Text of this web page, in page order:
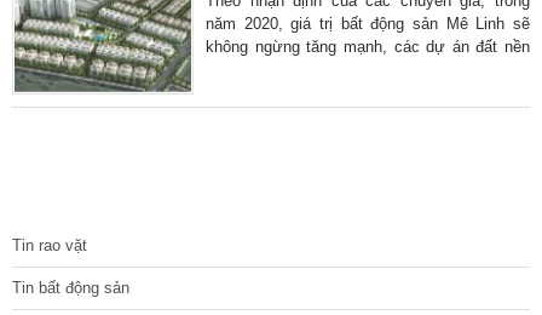
năm 2020, giá trị bất động sản Mê Linh sẽ
không ngừng tăng mạnh, các dự án đất nền
Tin rao vặt
Tin bất động sản